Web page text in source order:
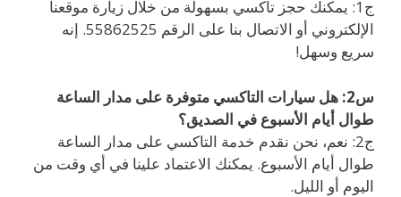
ج1: يمكنك حجز تاكسي بسهولة من خلال زيارة موقعنا
الإلكتروني أو الاتصال بنا على الرقم 55862525. إنه
سريع وسهل!
س2: هل سيارات التاكسي متوفرة على مدار الساعة
طوال أيام الأسبوع في الصديق؟
ج2: نعم، نحن نقدم خدمة التاكسي على مدار الساعة
طوال أيام الأسبوع. يمكنك الاعتماد علينا في أي وقت من
اليوم أو الليل.